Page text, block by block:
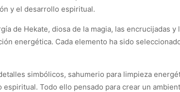
y el desarrollo espiritual.
de Hekate, diosa de la magia, las encrucijadas
energética. Cada elemento ha sido
simbólicos, sahumerio para limpieza
Todo ello pensado para crear un